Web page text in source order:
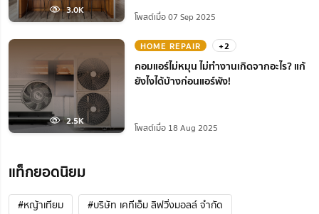
3.0K
โพสต์เมื่อ 07 Sep 2025
2.5K
HOME REPAIR +2
คอมแอร์ไม่หมุน ไม่ทํางานเกิดจากอะไร? แก้
ยังไงได้บ้างก่อนแอร์พัง!
โพสต์เมื่อ 18 Aug 2025
แท็กยอดนิยม
#หญ้าเทียม
#บริษัท เคทีเอ็ม ลิฟวิ่งมอลล์ จำกัด